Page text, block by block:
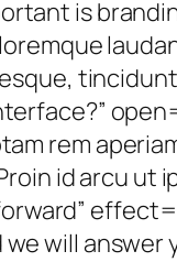
is
rem
id arcu ut
will answer